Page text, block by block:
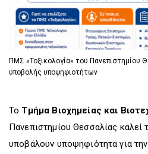
ΠΜΣ «Τοξικολογία» του Πανεπιστημίου
υποβολής υποψηφιοτήτων
Το Τμήμα Βιοχημείας και
Πανεπιστημίου Θεσσαλίας καλεί
υποβάλουν υποψηφιότητα για